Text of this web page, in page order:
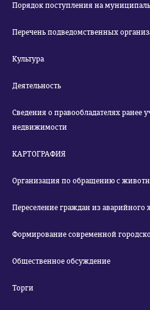
Порядок поступления на
Перечень подведомственных
Культура
Деятельность
Сведения о правообладателях ранее
недвижимости
КАРТОГРАФИЯ
Организация по обращению с
Переселение граждан из
Формирование современной
Общественное обсуждение
Торги